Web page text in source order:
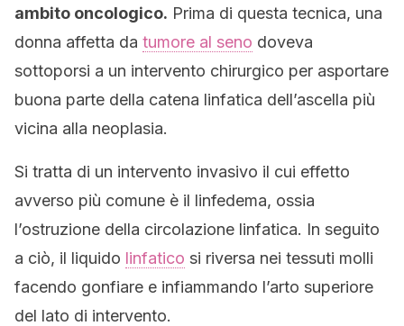
ambito oncologico. Prima di questa tecnica, una
donna affetta da tumore al seno doveva
sottoporsi a un intervento chirurgico per asportare
buona parte della catena linfatica dell’ascella più
vicina alla neoplasia.
Si tratta di un intervento invasivo il cui effetto
avverso più comune è il linfedema, ossia
l’ostruzione della circolazione linfatica. In seguito
a ciò, il liquido linfatico si riversa nei tessuti molli
facendo gonfiare e infiammando l’arto superiore
del lato di intervento.